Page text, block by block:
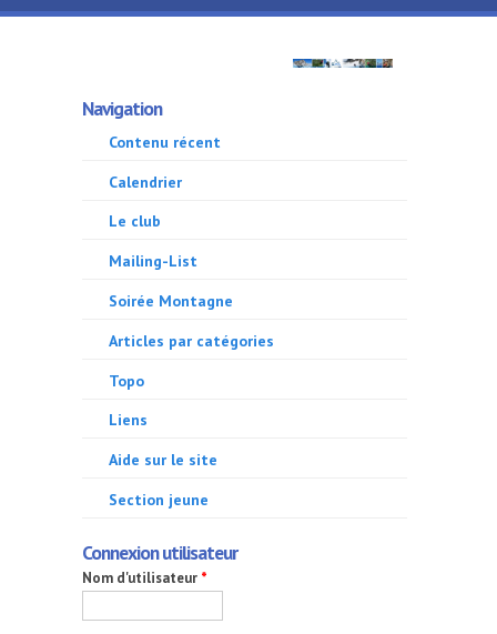
Aller au contenu principal
GMA
500
Navigation
Contenu récent
Calendrier
Le club
Mailing-List
Soirée Montagne
Articles par catégories
Topo
Liens
Aide sur le site
Section jeune
Connexion utilisateur
Nom d'utilisateur *